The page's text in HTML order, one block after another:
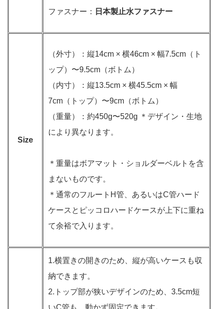
ファスナー： 日本製止水ファスナー
Size
（外寸）：縦14cm × 横46cm × 幅7.5cm（ト
ップ）〜9.5cm（ボトム）
（内寸）：縦13.5cm × 横45.5cm × 幅
7cm（トップ）〜9cm（ボトム）
（重量）：約450g〜520g ＊デザイン・生地
により異なります。
＊重量はボアマット・ショルダーベルトを含
まないものです。
＊通常のフルートH管、あるいはC管ハード
ケースとピッコロハードケースが上下に重ね
て余裕で入ります。
1.横置きの開きのため、縦が高いケースも収
納できます。
2.トップ部が狭いデザインのため、3.5cm短
いC管も、動かず固定できます。